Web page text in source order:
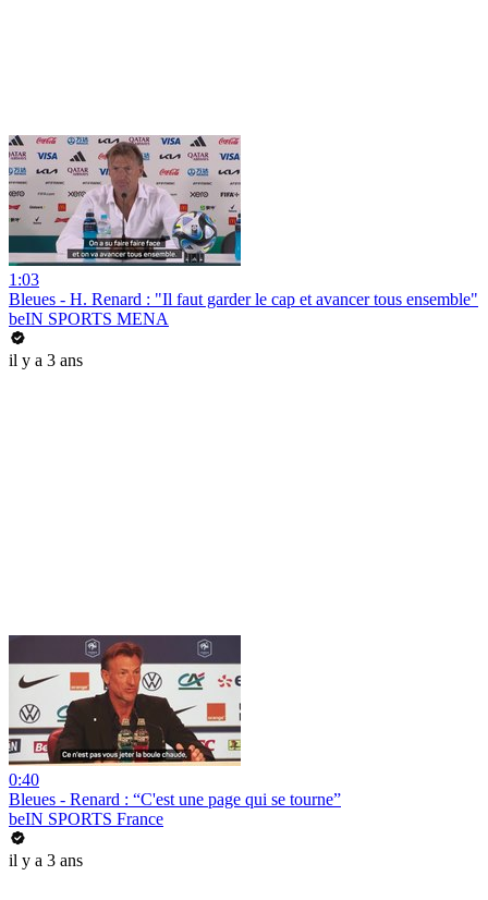
1:03
Bleues - H. Renard : "Il faut garder le cap et avancer tous ensemble"
beIN SPORTS MENA
il y a 3 ans
0:40
Bleues - Renard : “C'est une page qui se tourne”
beIN SPORTS France
il y a 3 ans